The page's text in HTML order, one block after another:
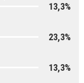
13,3%
23,3%
13,3%